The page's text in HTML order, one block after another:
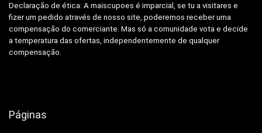
Declaração de ética: A maiscupoes é imparcial, se tu a visitares e
fizer um pedido através de nosso site, poderemos receber uma
compensação do comerciante. Mas só a comunidade vota e decide
a temperatura das ofertas, independentemente de qualquer
compensação.
Páginas